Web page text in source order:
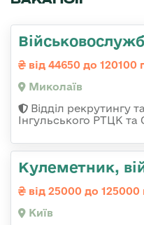
від 44650 до 120100
Миколаїв
Відділ рекрутингу
Інгульського РТЦК та
Кулеметник,
від 25000 до 125000
Київ